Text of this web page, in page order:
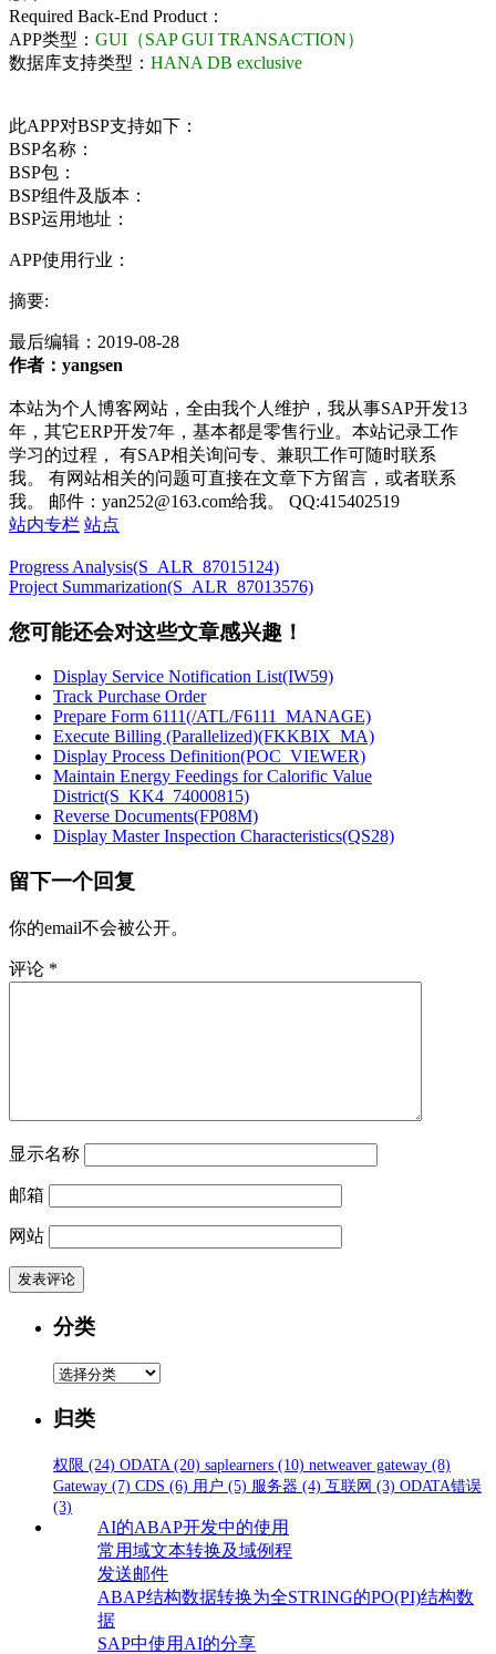
Required Back-End Product：
APP类型： GUI（SAP GUI TRANSACTION）
数据库支持类型： HANA DB exclusive
此APP对BSP支持如下：
BSP名称：
BSP包：
BSP组件及版本：
BSP运用地址：
APP使用行业：
摘要:
最后编辑： 2019-08-28
作者：yangsen
本站为个人博客网站，全由我个人维护，我从事SAP开发13
年，其它ERP开发7年，基本都是零售行业。本站记录工作
学习的过程， 有SAP相关询问专、兼职工作可随时联系
我。 有网站相关的问题可直接在文章下方留言，或者联系
我。 邮件：yan252@163.com给我。 QQ:415402519
站内专栏 站点
Progress Analysis(S_ALR_87015124)
Project Summarization(S_ALR_87013576)
您可能还会对这些文章感兴趣！
Display Service Notification List(IW59)
Track Purchase Order
Prepare Form 6111(/ATL/F6111_MANAGE)
Execute Billing (Parallelized)(FKKBIX_MA)
Display Process Definition(POC_VIEWER)
Maintain Energy Feedings for Calorific Value
District(S_KK4_74000815)
Reverse Documents(FP08M)
Display Master Inspection Characteristics(QS28)
留下一个回复
你的email不会被公开。
评论 *
显示名称
邮箱
网站
分类
分
归类
权限 (24) ODATA (20) saplearners (10) netweaver gateway (8)
Gateway (7) CDS (6) 用户 (5) 服务器 (4) 互联网 (3) ODATA错误
(3)
AI的ABAP开发中的使用
常用域文本转换及域例程
发送邮件
ABAP结构数据转换为全STRING的PO(PI)结构数
据
SAP中使用AI的分享